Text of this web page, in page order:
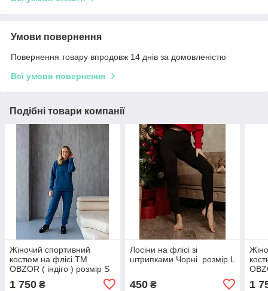
Умови повернення
Повернення товару впродовж 14 днів за домовленістю
Всі умови повернення
Подібні товари компанії
Жіночий спортивний
костюм на флісі ТМ
OBZOR ( індіго ) розмір S
1 750 ₴
Лосіни на флісі зі
штрипками Чорні розмір L
450₴ 1